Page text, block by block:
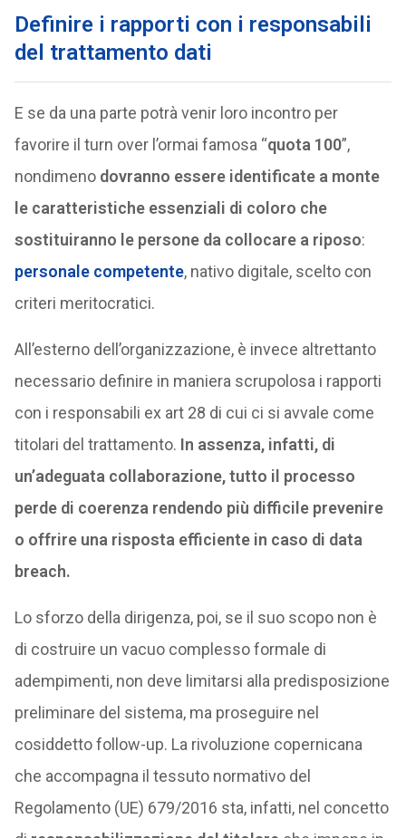
Definire i rapporti con i responsabili
del trattamento dati
E se da una parte potrà venir loro incontro per
favorire il turn over l’ormai famosa “quota 100”,
nondimeno dovranno essere identificate a monte
le caratteristiche essenziali di coloro che
sostituiranno le persone da collocare a riposo:
personale competente, nativo digitale, scelto con
criteri meritocratici.
All’esterno dell’organizzazione, è invece altrettanto
necessario definire in maniera scrupolosa i rapporti
con i responsabili ex art 28 di cui ci si avvale come
titolari del trattamento. In assenza, infatti, di
un’adeguata collaborazione, tutto il processo
perde di coerenza rendendo più difficile prevenire
o offrire una risposta efficiente in caso di data
breach.
Lo sforzo della dirigenza, poi, se il suo scopo non è
di costruire un vacuo complesso formale di
adempimenti, non deve limitarsi alla predisposizione
preliminare del sistema, ma proseguire nel
cosiddetto follow-up. La rivoluzione copernicana
che accompagna il tessuto normativo del
Regolamento (UE) 679/2016 sta, infatti, nel concetto